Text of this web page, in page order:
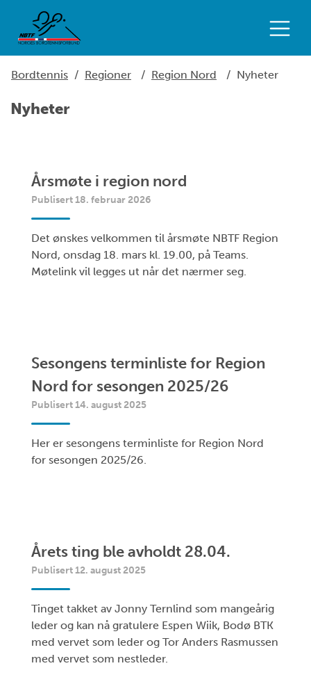
Bordtennis / Regioner / Region Nord / Nyheter
Nyheter
Årsmøte i region nord
Publisert 18. februar 2026
Det ønskes velkommen til årsmøte NBTF Region
Nord, onsdag 18. mars kl. 19.00, på Teams.
Møtelink vil legges ut når det nærmer seg.
Sesongens terminliste for Region
Nord for sesongen 2025/26
Publisert 14. august 2025
Her er sesongens terminliste for Region Nord
for sesongen 2025/26.
Årets ting ble avholdt 28.04.
Publisert 12. august 2025
Tinget takket av Jonny Ternlind som mangeårig
leder og kan nå gratulere Espen Wiik, Bodø BTK
med vervet som leder og Tor Anders Rasmussen
med vervet som nestleder.